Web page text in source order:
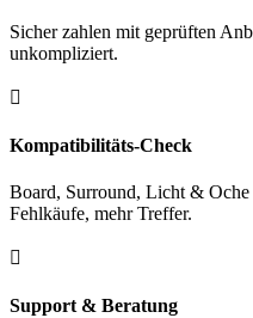
Sicher zahlen mit geprüften
unkompliziert.

Kompatibilitäts-Check
Board, Surround, Licht & Oche
Fehlkäufe, mehr Treffer.

Support & Beratung